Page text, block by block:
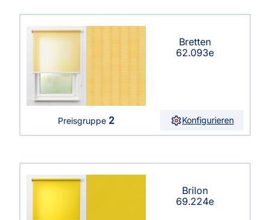
Bretten
62.093e
Preisgruppe 2 Konfigurieren
Brilon
69.224e